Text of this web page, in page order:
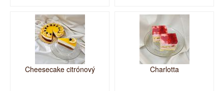
Cheesecake citrónový Charlotta